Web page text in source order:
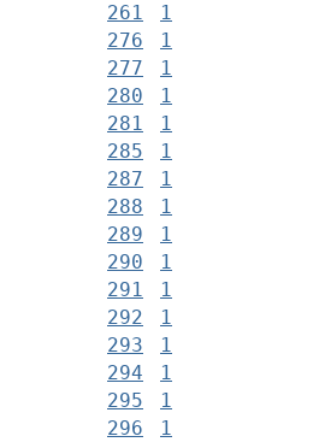
261
1
276
1
277
1
280
1
281
1
285
1
287
1
288
1
289
1
290
1
291
1
292
1
293
1
294
1
295
1
296
1